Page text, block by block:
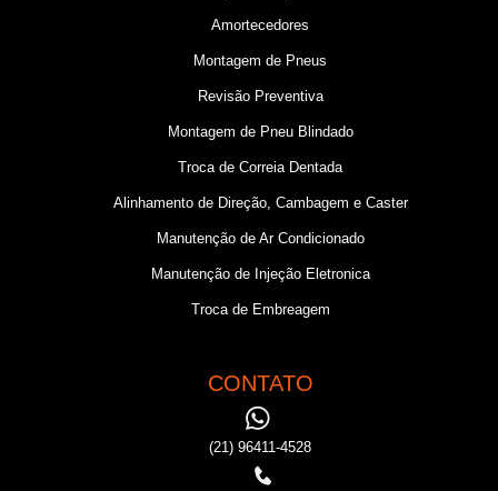
Amortecedores
Montagem de Pneus
Revisão Preventiva
Montagem de Pneu Blindado
Troca de Correia Dentada
Alinhamento de Direção, Cambagem e Caster
Manutenção de Ar Condicionado
Manutenção de Injeção Eletronica
Troca de Embreagem
CONTATO
(21) 96411-4528